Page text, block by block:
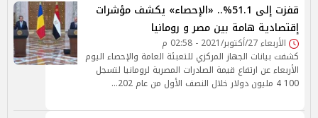
قفزت إلى 51.1%.. «الإحصاء» يكشف مؤشرات
إقتصادية هامة بين مصر و رومانيا
الأربعاء 27/أكتوبر/2021 - 02:58 م
كشفت بيانات الجهاز المركزي للتعبئة العامة والإحصاء اليوم
الأربعاء عن ارتفاع قيمة الصادرات المصرية لرومانيا لتسجل
100 4 مليون دولار خلال النصف الأول من عام 202…